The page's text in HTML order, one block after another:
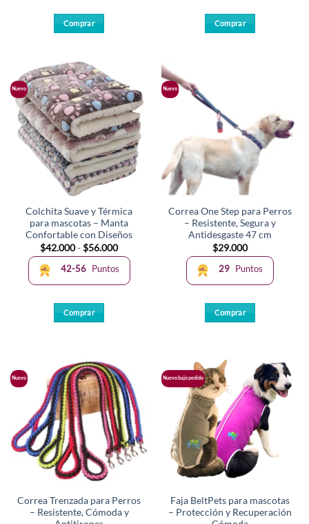
Comprar
tiene
múltiples
variantes.
Las
opciones
se
pueden
elegir
en
página
de
producto
Comprar
opciones
se
pueden
elegir
en
página
de
producto
Nuevo
Colchita Suave y Térmica
para mascotas – Manta
Confortable con Diseños
$42.000-$56.000Rango
de
precios:
desde
$42.000
42-56 Puntos
Comprar
múltiples
variantes.
Las
opciones
se
pueden
elegir
en
página
de
Nuevo
Correa One Step para Perros
– Resistente, Segura y
Antidesgaste 47 cm
$29.000
29 Puntos
Comprar
múltiples
variantes.
Las
opciones
se
pueden
elegir
en
página
de
Nuevo
Correa Trenzada para Perros
– Resistente, Cómoda y
Nuevo bajo pedido
Faja BeltPets para mascotas
– Protección y Recuperación